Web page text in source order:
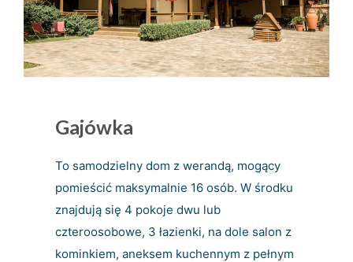
Gajówka
To samodzielny dom z werandą, mogący
pomieścić maksymalnie 16 osób. W środku
znajdują się 4 pokoje dwu lub
czteroosobowe, 3 łazienki, na dole salon z
kominkiem, aneksem kuchennym z pełnym